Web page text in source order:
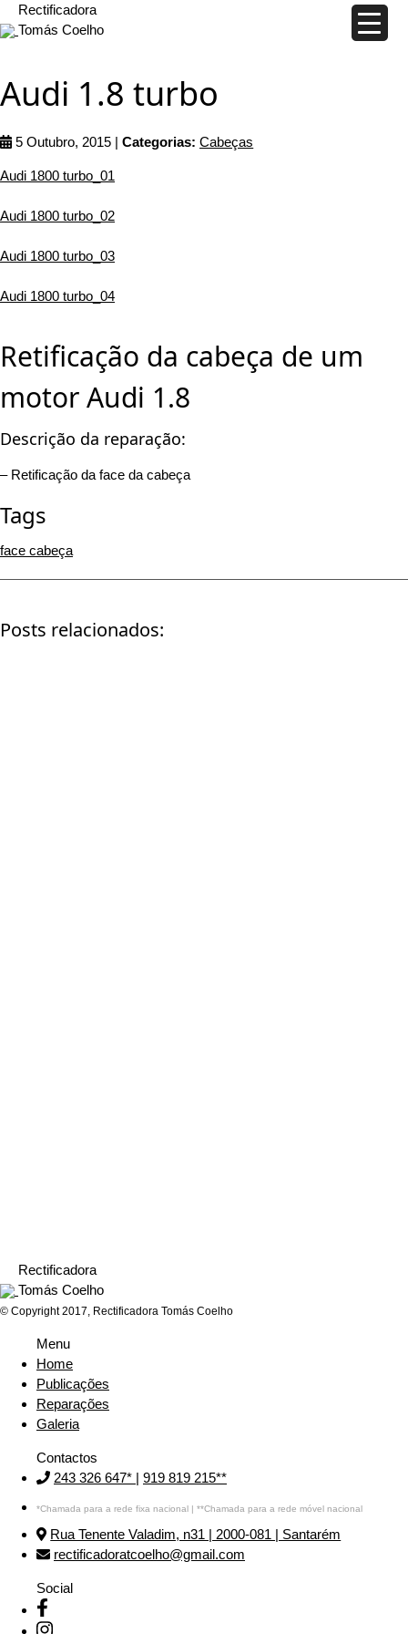
Rectificadora
Tomás Coelho
Audi 1.8 turbo
5 Outubro, 2015 |Categorias:Cabeças
Audi 1800 turbo_01
Audi 1800 turbo_02
Audi 1800 turbo_03
Audi 1800 turbo_04
Retificação da cabeça de um
motor Audi 1.8
Descrição da reparação:
– Retificação da face da cabeça
Tags
face cabeça
Posts relacionados:
Rectificadora
Tomás Coelho
© Copyright 2017, Rectificadora Tomás Coelho
Menu
Home
Publicações
Reparações
Galeria
Contactos
243 326 647* | 919 819 215**
*Chamada para a rede fixa nacional | **Chamada para a rede móvel nacional
Rua Tenente Valadim, n31 | 2000-081 | Santarém
rectificadoratcoelho@gmail.com
Social